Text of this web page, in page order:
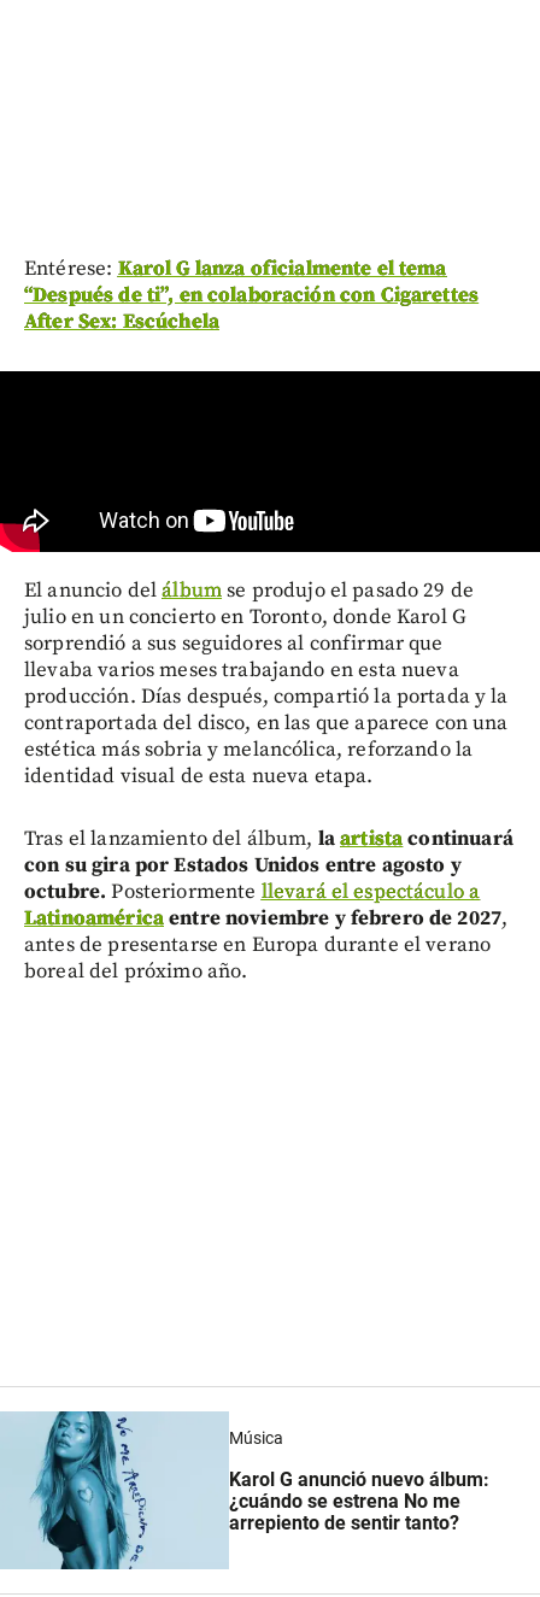
Entérese: Karol G lanza oficialmente el tema
“Después de ti”, en colaboración con Cigarettes
After Sex: Escúchela
El anuncio delálbumse produjo el pasado 29 de
julio en un concierto en Toronto, donde Karol G
sorprendió a sus seguidores al confirmar que
llevaba varios meses trabajando en esta nueva
producción. Días después, compartió la portada y la
contraportada del disco, en las que aparece con una
estética más sobria y melancólica, reforzando la
identidad visual de esta nueva etapa.
Tras el lanzamiento del álbum, laartistacontinuará
con su gira por Estados Unidos entre agosto y
octubre. Posteriormente llevará el espectáculo a
Latinoaméricaentre noviembre y febrero de 2027,
antes de presentarse en Europa durante el verano
boreal del próximo año.
Música
Karol G anunció nuevo álbum:
¿cuándo se estrena No me
arrepiento de sentir tanto?